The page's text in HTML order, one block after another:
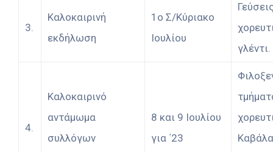
3.
Καλοκαιρινή
εκδήλωση
1ο Σ/Κύριακo
Ιουλίου
γλέντι.
4.
Καλοκαιρινό
αντάμωμα
συλλόγων
8 και 9 Ιουλίου
για ΄23